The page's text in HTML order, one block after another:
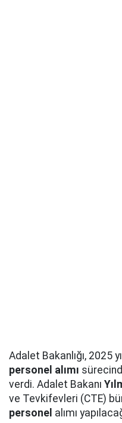
Adalet Bakanlığı, 2025
personel alımı
verdi. Adalet Bakanı
ve Tevkifevleri (CTE)
personel alımı